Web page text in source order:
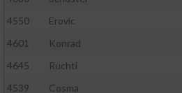
4550
Erovic
4601
Konrad
4645
Ruchti
4539
Cosma